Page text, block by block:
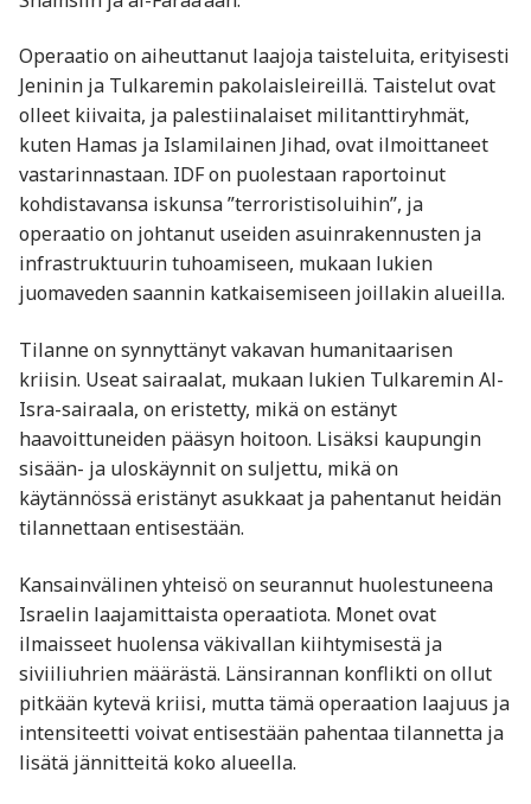
Operaatio on aiheuttanut laajoja taisteluita, erityisesti
Jeninin ja Tulkaremin pakolaisleireillä. Taistelut ovat
olleet kiivaita, ja palestiinalaiset militanttiryhmät,
kuten Hamas ja Islamilainen Jihad, ovat ilmoittaneet
vastarinnastaan. IDF on puolestaan raportoinut
kohdistavansa iskunsa ”terroristisoluihin”, ja
operaatio on johtanut useiden asuinrakennusten ja
infrastruktuurin tuhoamiseen, mukaan lukien
juomaveden saannin katkaisemiseen joillakin alueilla.
Tilanne on synnyttänyt vakavan humanitaarisen
kriisin. Useat sairaalat, mukaan lukien Tulkaremin Al-
Isra-sairaala, on eristetty, mikä on estänyt
haavoittuneiden pääsyn hoitoon. Lisäksi kaupungin
sisään- ja uloskäynnit on suljettu, mikä on
käytännössä eristänyt asukkaat ja pahentanut heidän
tilannettaan entisestään.
Kansainvälinen yhteisö on seurannut huolestuneena
Israelin laajamittaista operaatiota. Monet ovat
ilmaisseet huolensa väkivallan kiihtymisestä ja
siviiliuhrien määrästä. Länsirannan konflikti on ollut
pitkään kytevä kriisi, mutta tämä operaation laajuus ja
intensiteetti voivat entisestään pahentaa tilannetta ja
lisätä jännitteitä koko alueella.